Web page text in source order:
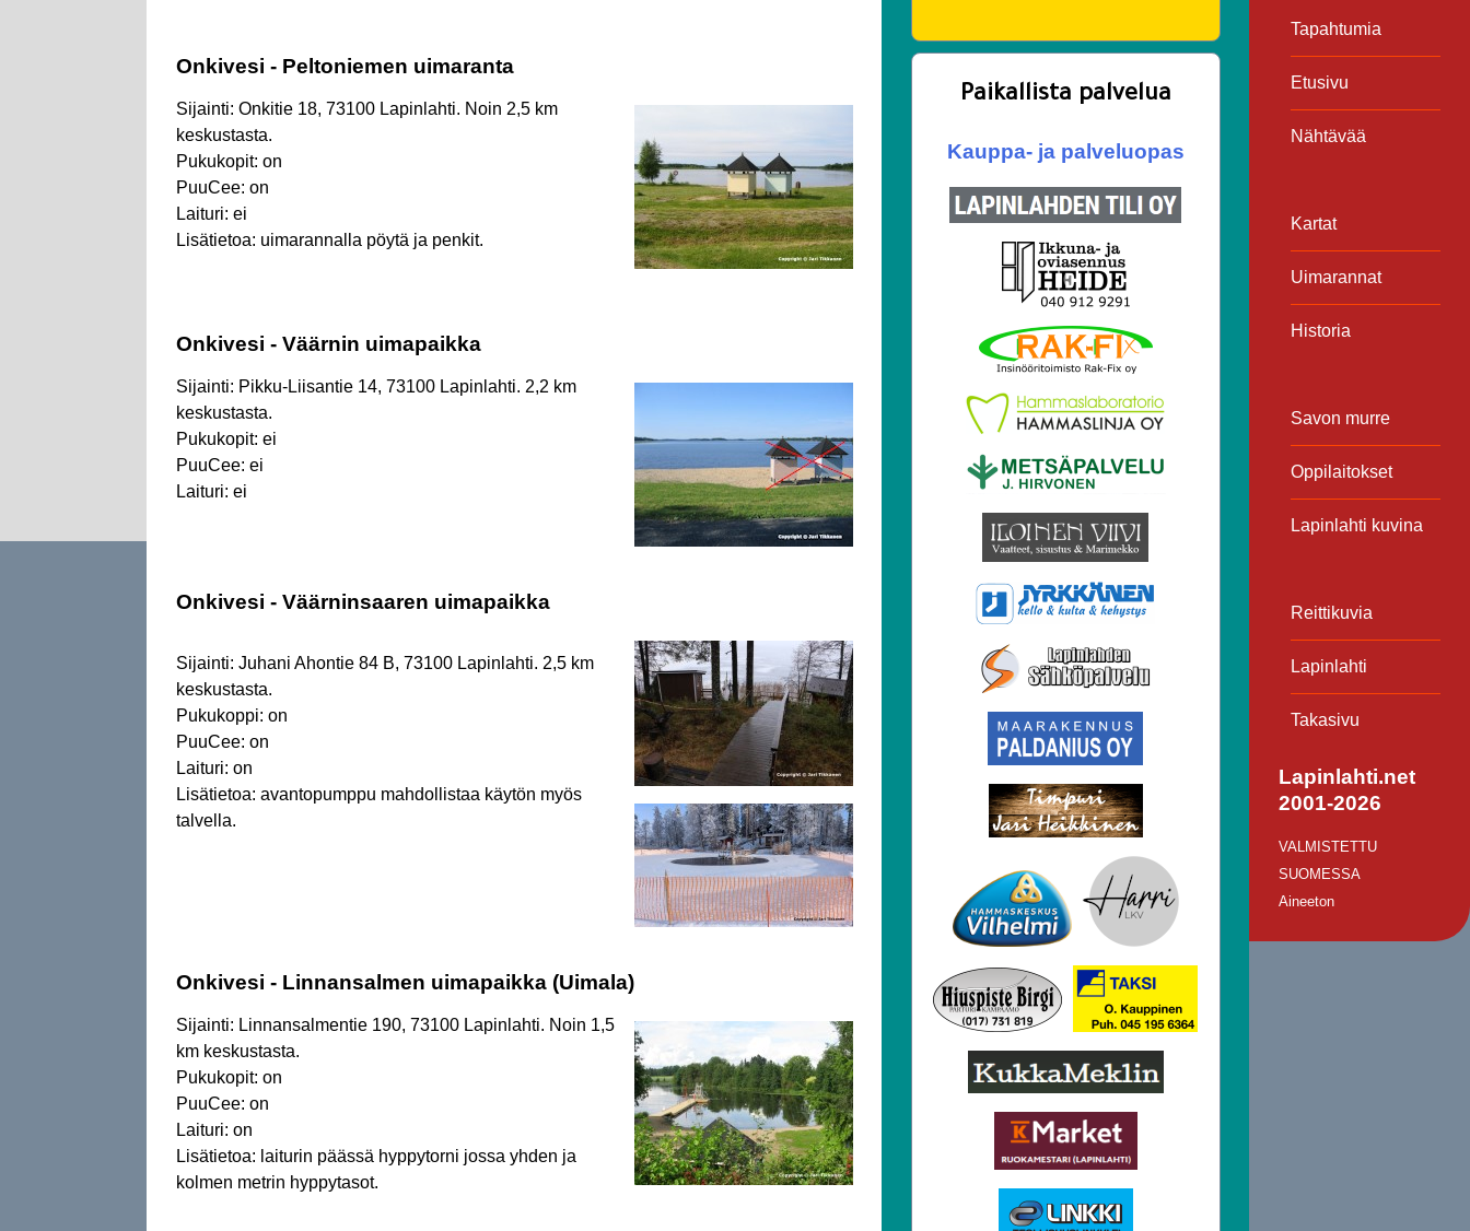
Onkivesi - Peltoniemen uimaranta
Sijainti: Onkitie 18, 73100 Lapinlahti. Noin 2,5 km
keskustasta.
Pukukopit: on
PuuCee: on
Laituri: ei
Lisätietoa: uimarannalla pöytä ja penkit.
Onkivesi - Väärnin uimapaikka
Sijainti: Pikku-Liisantie 14, 73100 Lapinlahti. 2,2 km
keskustasta.
Pukukopit: ei
PuuCee: ei
Laituri: ei
Onkivesi - Väärninsaaren uimapaikka
Sijainti: Juhani Ahontie 84 B, 73100 Lapinlahti. 2,5 km
keskustasta.
Pukukoppi: on
PuuCee: on
Laituri: on
Lisätietoa: avantopumppu mahdollistaa käytön myös
talvella.
Onkivesi - Linnansalmen uimapaikka (Uimala)
Sijainti: Linnansalmentie 190, 73100 Lapinlahti. Noin 1,5
km keskustasta.
Pukukopit: on
PuuCee: on
Laituri: on
Lisätietoa: laiturin päässä hyppytorni jossa yhden ja
kolmen metrin hyppytasot.
Paikallista palvelua
Kauppa- ja palveluopas
Tapahtumia
Etusivu
Nähtävää
Kartat
Uimarannat
Historia
Savon murre
Oppilaitokset
Lapinlahti kuvina
Reittikuvia
Lapinlahti
Takasivu
Lapinlahti.net
2001-2026
VALMISTETTU
SUOMESSA
Aineeton